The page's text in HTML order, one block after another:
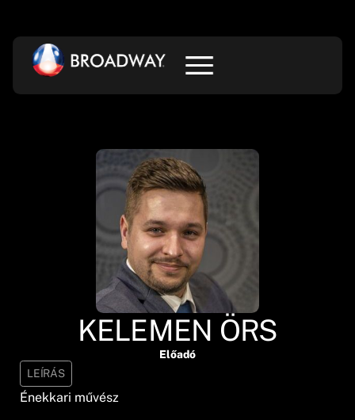
KELEMEN ÖRS
Előadó
LEÍRÁS
Énekkari művész